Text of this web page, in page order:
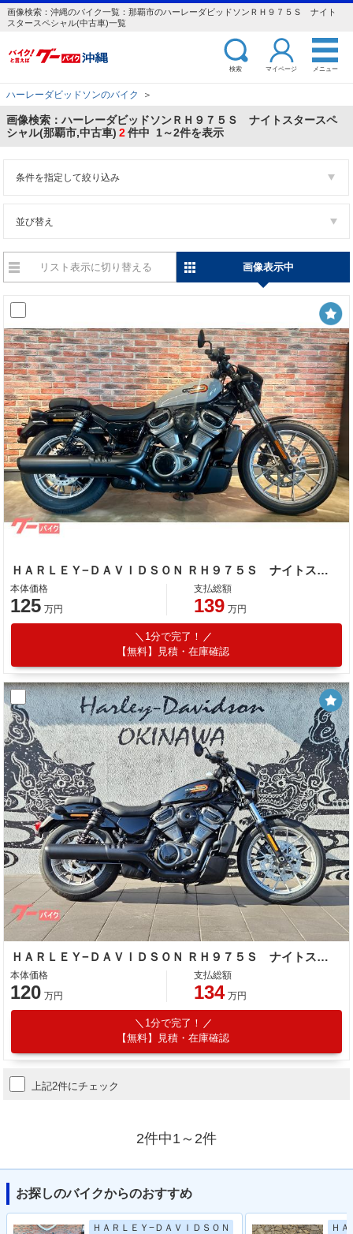
画像検索：沖縄のバイク一覧：那覇市のハーレーダビッドソンＲＨ９７５Ｓ ナイト
スタースペシャル(中古車)一覧
検索 マイページ メニュー
ハーレーダビッドソンのバイク ＞
画像検索：ハーレーダビッドソンＲＨ９７５Ｓ ナイトスタースペ
シャル(那覇市,中古車) 2件中 1～2件を表示
条件を指定して絞り込み
並び替え
リスト表示に切り替える 画像表示中
ＨＡＲＬＥＹ−ＤＡＶＩＤＳＯＮ ＲＨ９７５Ｓ ナイトスタースペシャル ＡＢＳ 前後ブレーキｂｒｅｍｂｏ クルーズコントロール 最新システム多数搭載
本体価格
125 万円
支払総額
139 万円
1分で完了！
【無料】見積・在庫確認
ＨＡＲＬＥＹ−ＤＡＶＩＤＳＯＮ ＲＨ９７５Ｓ ナイトスタースペシャル／前後ブレーキｂｒｅｍｂｏ標準装備／試乗可
本体価格
120 万円
支払総額
134 万円
1分で完了！
【無料】見積・在庫確認
上記2件にチェック
2件中1～2件
お探しのバイクからのおすすめ
ＨＡＲＬＥＹ−ＤＡＶＩＤＳＯＮ Ｈ